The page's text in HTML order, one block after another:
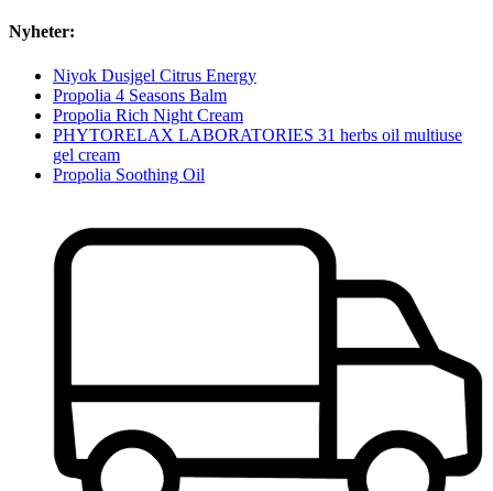
Nyheter:
Niyok Dusjgel Citrus Energy
Propolia 4 Seasons Balm
Propolia Rich Night Cream
PHYTORELAX LABORATORIES 31 herbs oil multiuse
gel cream
Propolia Soothing Oil